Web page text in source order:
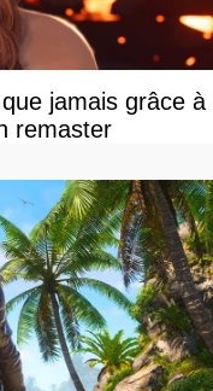
jamais grâce à
remaster